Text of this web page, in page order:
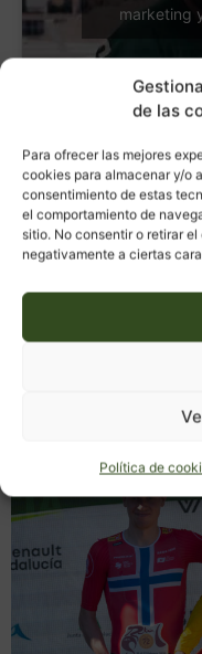
de las
Para ofrecer las mejores
cookies para almacenar y/o
consentimiento de estas
el comportamiento de
sitio. No consentir o retirar
negativamente a ciertas
Política de
marketing
ÚLTIMAS